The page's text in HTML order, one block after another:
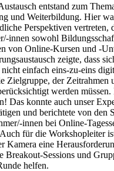
entstand zum
und Weiterbildung. Hier
Perspektiven vertreten,
innen sowohl
von Online-Kursen und -
zeigte, dass
einfach eins-zu-eins
Zielgruppe, der Zeitrahmen
werden
Das konnte auch unser
und berichtete von den
innen bei Online-
für die Workshopleiter
Kamera eine
Breakout-Sessions und
helfen.